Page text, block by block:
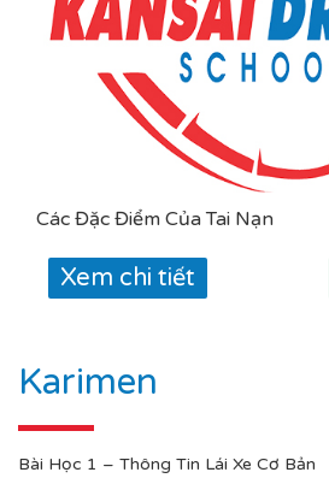
Các Đặc Điểm Của Tai Nạn
Xem chi tiết
Karimen
Bài Học 1 – Thông Tin Lái Xe Cơ Bản